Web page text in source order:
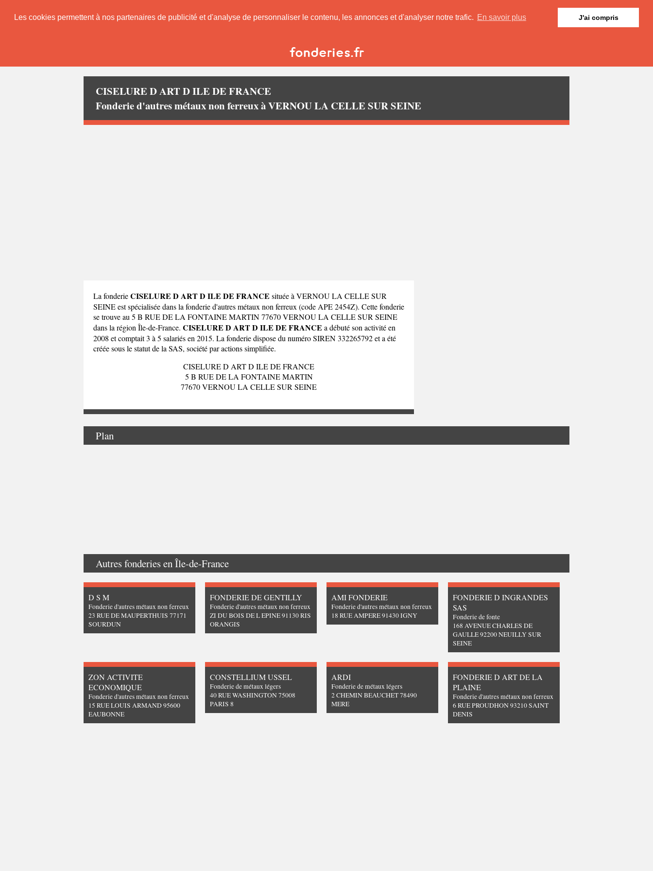
Les cookies permettent à nos partenaires de publicité et d'analyse de personnaliser le contenu, les annonces et d'analyser notre trafic. En savoir plus J'ai compris
CISELURE D ART D ILE DE FRANCE
Fonderie d'autres métaux non ferreux à VERNOU LA CELLE SUR SEINE
La fonderieCISELURE D ART D ILE DE FRANCE située à VERNOU LA CELLE SUR
SEINE est spécialisée dans la fonderie d'autres métaux non ferreux (code APE 2454Z). Cette fonderie
se trouve au 5 B RUE DE LA FONTAINE MARTIN 77670 VERNOU LA CELLE SUR SEINE
dans la région Île-de-France. CISELURE D ART D ILE DE FRANCE a débuté son activité en
2008 et comptait 3 à 5 salariés en 2015. La fonderie dispose du numéro SIREN 332265792 et a été
créée sous le statut de la SAS, société par actions simplifiée.
CISELURE D ART D ILE DE FRANCE
5 B RUE DE LA FONTAINE MARTIN
77670 VERNOU LA CELLE SUR SEINE
Plan
Autres fonderies en Île-de-France
D S M
Fonderie d'autres métaux non ferreux
23 RUE DE MAUPERTHUIS 77171
SOURDUN
FONDERIE DE GENTILLY
Fonderie d'autres métaux non ferreux
ZI DU BOIS DE L EPINE 91130 RIS
ORANGIS
AMI FONDERIE
Fonderie d'autres métaux non ferreux
18 RUE AMPERE 91430 IGNY
FONDERIE D INGRANDES
SAS
Fonderie de fonte
168 AVENUE CHARLES DE
GAULLE 92200 NEUILLY SUR
SEINE
ZON ACTIVITE
ECONOMIQUE
Fonderie d'autres métaux non ferreux
15 RUE LOUIS ARMAND 95600
EAUBONNE
CONSTELLIUM USSEL
Fonderie de métaux légers
40 RUE WASHINGTON 75008
PARIS 8
ARDI
Fonderie de métaux légers
2 CHEMIN BEAUCHET 78490
MERE
FONDERIE D ART DE LA
PLAINE
Fonderie d'autres métaux non ferreux
6 RUE PROUDHON 93210 SAINT
DENIS